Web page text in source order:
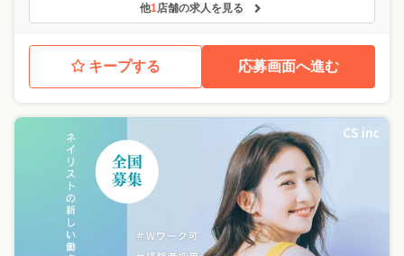
他1店舗の求人を見る
キープする 応募画面へ進む